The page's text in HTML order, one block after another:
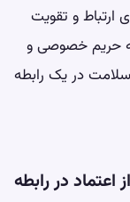
و تقویت
به حریم خصوصی و
در یک رابطه
اعتماد در رابطه